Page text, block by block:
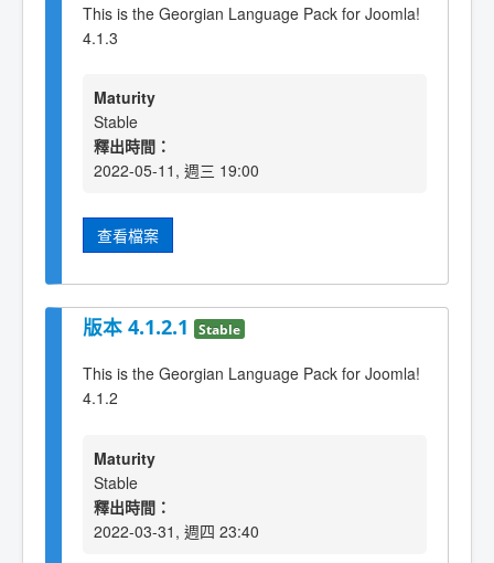
This is the Georgian Language Pack for Joomla!
4.1.3
Maturity
Stable
釋出時間：
2022-05-11, 週三 19:00
查看檔案
版本 4.1.2.1 Stable
This is the Georgian Language Pack for Joomla!
4.1.2
Maturity
Stable
釋出時間：
2022-03-31, 週四 23:40